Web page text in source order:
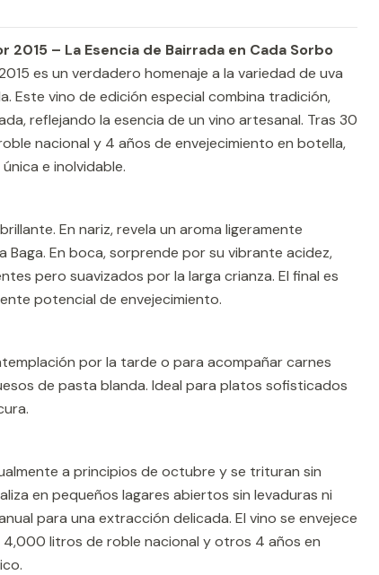
2015 – La Esencia de Bairrada en Cada Sorbo
es un verdadero homenaje a la variedad de uva
Este vino de edición especial combina tradición,
reflejando la esencia de un vino artesanal. Tras 30
nacional y 4 años de envejecimiento en botella,
e inolvidable.
En nariz, revela un aroma ligeramente
En boca, sorprende por su vibrante acidez,
pero suavizados por la larga crianza. El final es
potencial de envejecimiento.
por la tarde o para acompañar carnes
de pasta blanda. Ideal para platos sofisticados
a principios de octubre y se trituran sin
en pequeños lagares abiertos sin levaduras ni
para una extracción delicada. El vino se envejece
litros de roble nacional y otros 4 años en